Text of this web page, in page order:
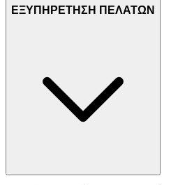
ΕΞΥΠΗΡΕΤΗΣΗ ΠΕΛΑΤΩΝ